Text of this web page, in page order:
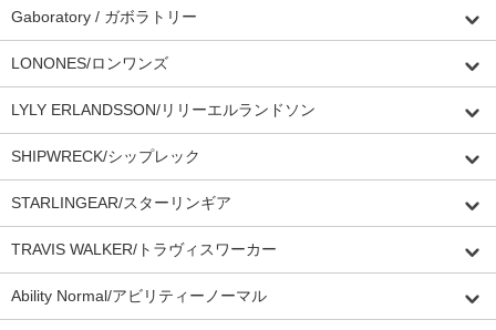
Gaboratory / ガボラトリー
LONONES/ロンワンズ
LYLY ERLANDSSON/リリーエルランドソン
SHIPWRECK/シップレック
STARLINGEAR/スターリンギア
TRAVIS WALKER/トラヴィスワーカー
Ability Normal/アビリティーノーマル